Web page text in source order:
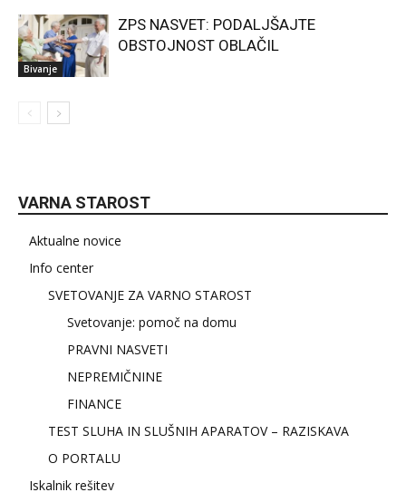
Bivanje
ZPS NASVET: PODALJŠAJTE
OBSTOJNOST OBLAČIL
VARNA STAROST
Aktualne novice
Info center
SVETOVANJE ZA VARNO STAROST
Svetovanje: pomoč na domu
PRAVNI NASVETI
NEPREMIČNINE
FINANCE
TEST SLUHA IN SLUŠNIH APARATOV – RAZISKAVA
O PORTALU
Iskalnik rešitev